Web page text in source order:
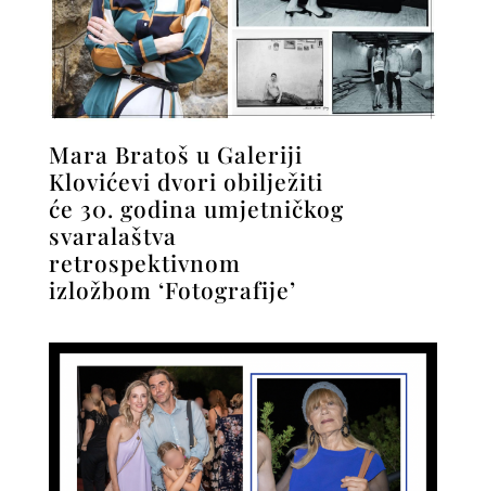
Mara Bratoš u Galeriji
Klovićevi dvori obilježiti
će 30. godina umjetničkog
svaralaštva
retrospektivnom
izložbom ‘Fotografije’